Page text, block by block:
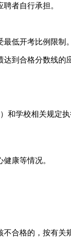
者自行承担。
低开考比例限制。
到合格分数线的
和学校相关规定
康等情况。
合格的，按有关